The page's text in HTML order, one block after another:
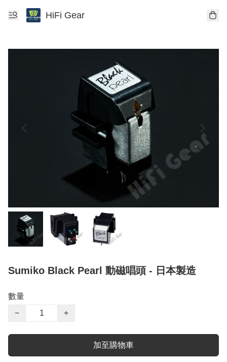
HiFi Gear
Sumiko Black Pearl 動磁唱頭 - 日本製造
數量
−
+
加至購物車